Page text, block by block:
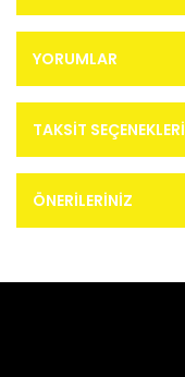
YORUMLAR
TAKSIT SEÇENEKLERI
ÖNERILERINIZ